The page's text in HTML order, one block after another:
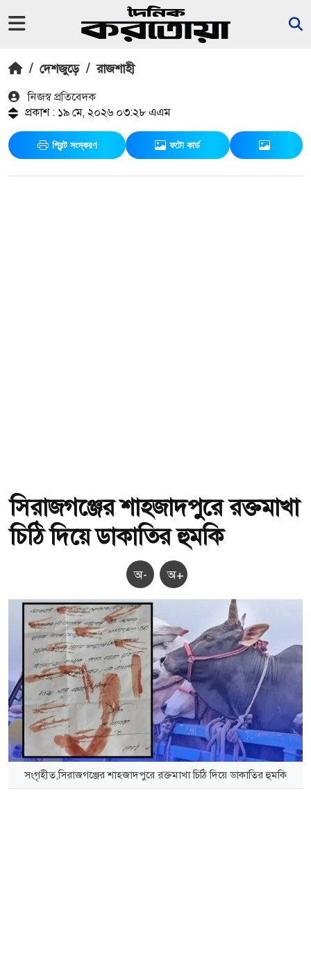
/ দেশজুড়ে / রাজশাহী
নিজস্ব প্রতিবেদক
প্রকাশ : ১৯ মে, ২০২৬ ০৩:২৮ এএম
প্রিন্ট সংস্করণ ফটো কার্ড
সিরাজগঞ্জের শাহজাদপুরে রক্তমাখা
চিঠি দিয়ে ডাকাতির হুমকি
অ- অ+
সংগৃহীত,সিরাজগঞ্জের শাহজাদপুরে রক্তমাখা চিঠি দিয়ে ডাকাতির হুমকি